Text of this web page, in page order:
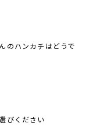
のハンカチはどうで
びください